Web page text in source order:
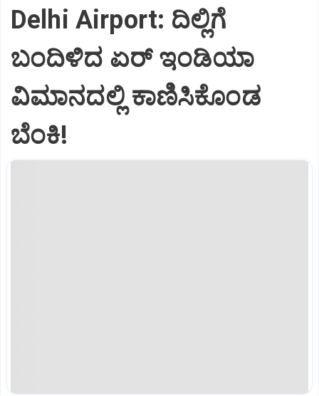
Delhi Airport: ದಿಲ್ಲಿಗೆ
ಬಂದಿಳಿದ ಏರ್‌ ಇಂಡಿಯಾ
ವಿಮಾನದಲ್ಲಿ ಕಾಣಿಸಿಕೊಂಡ
ಬೆಂಕಿ!